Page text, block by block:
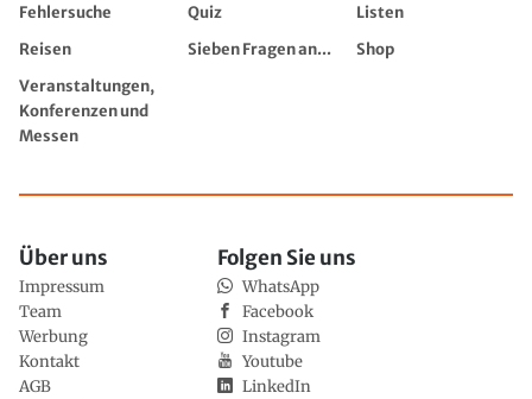
Fehlersuche
Quiz
Listen
Reisen
Sieben Fragen an...
Shop
Veranstaltungen,
Konferenzen und
Messen
Über uns
Impressum
Team
Werbung
Kontakt
AGB
Folgen Sie uns
WhatsApp
Facebook
Instagram
Youtube
LinkedIn